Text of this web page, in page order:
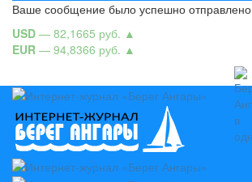
Ваше сообщение было успешно отправлено
USD — 82,1665 руб. ▲
EUR — 94,8366 руб. ▲